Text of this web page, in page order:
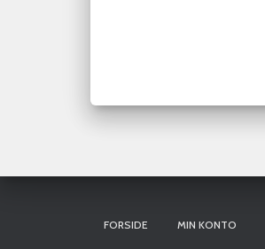
FORSIDE MIN KONTO